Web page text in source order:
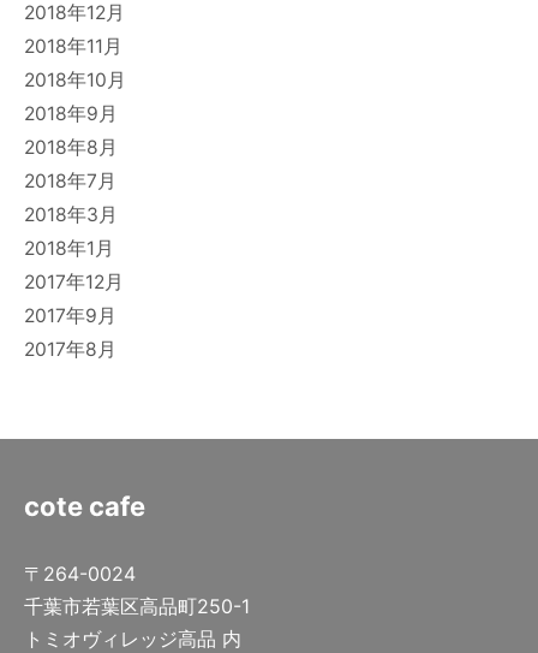
2018年12月
2018年11月
2018年10月
2018年9月
2018年8月
2018年7月
2018年3月
2018年1月
2017年12月
2017年9月
2017年8月
cote cafe
〒264-0024
千葉市若葉区高品町250-1
トミオヴィレッジ高品 内